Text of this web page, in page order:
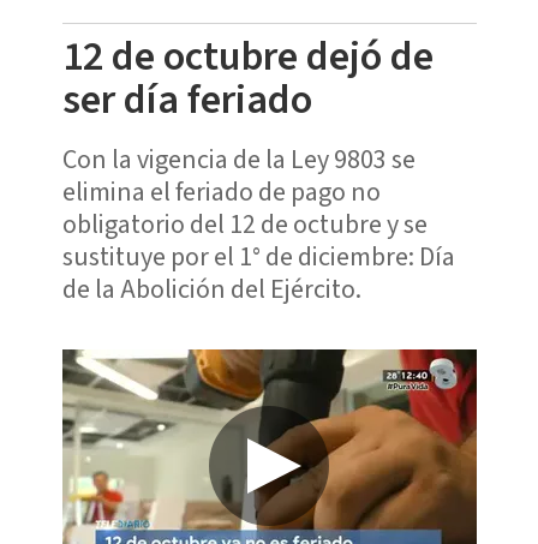
12 de octubre dejó de
ser día feriado
Con la vigencia de la Ley 9803 se
elimina el feriado de pago no
obligatorio del 12 de octubre y se
sustituye por el 1° de diciembre: Día
de la Abolición del Ejército.